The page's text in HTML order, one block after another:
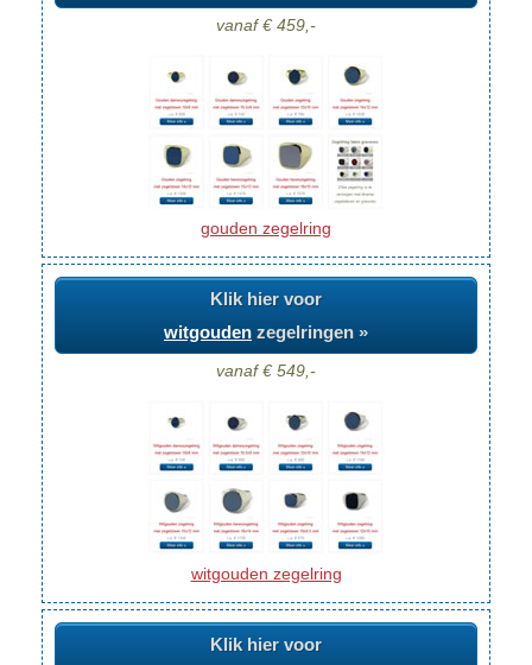
vanaf € 459,-
gouden zegelring
Klik hier voor
witgouden zegelringen »
vanaf € 549,-
witgouden zegelring
Klik hier voor